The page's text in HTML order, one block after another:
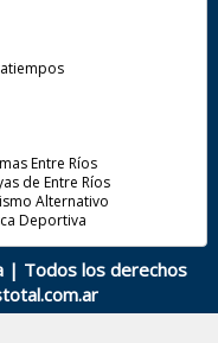
Entre Ríos
de Entre Ríos
Alternativo
Deportiva
| Todos los derechos